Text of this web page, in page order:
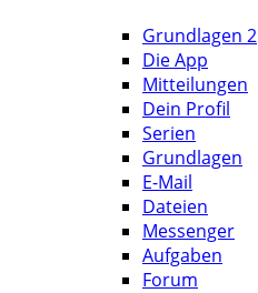
Grundlagen 2
Die App
Mitteilungen
Dein Profil
Serien
Grundlagen
E-Mail
Dateien
Messenger
Aufgaben
Forum